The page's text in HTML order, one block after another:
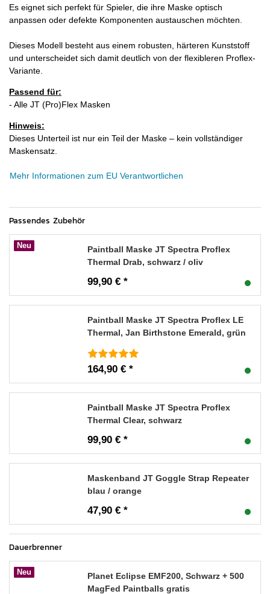
Es eignet sich perfekt für Spieler, die ihre Maske optisch
anpassen oder defekte Komponenten austauschen möchten.
Dieses Modell besteht aus einem robusten, härteren Kunststoff
und unterscheidet sich damit deutlich von der flexibleren Proflex-
Variante.
Passend für:
- Alle JT (Pro)Flex Masken
Hinweis:
Dieses Unterteil ist nur ein Teil der Maske – kein vollständiger
Maskensatz.
Mehr Informationen zum EU Verantwortlichen
Passendes Zubehör
Neu
Paintball Maske JT Spectra Proflex
Thermal Drab, schwarz / oliv
99,90 € *
Paintball Maske JT Spectra Proflex LE
Thermal, Jan Birthstone Emerald, grün
164,90 € *
Paintball Maske JT Spectra Proflex
Thermal Clear, schwarz
99,90 € *
Maskenband JT Goggle Strap Repeater
blau / orange
47,90 € *
Dauerbrenner
Neu
Planet Eclipse EMF200, Schwarz + 500
MagFed Paintballs gratis